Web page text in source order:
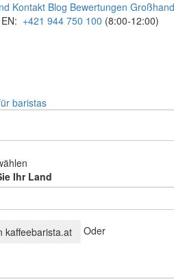
Kontakt Blog Bewertungen
EN: +421 944 750 100 (8:00-12:00)
baristas
Ihr Land
kaffeebarista.at Oder